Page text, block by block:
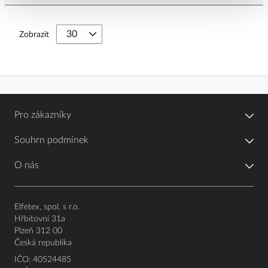
Zobrazit
Pro zákazníky
Souhrn podmínek
O nás
Elfetex, spol. s r.o.
Hřbitovní 31a
Plzeň 312 00
Česká republika
IČO: 40524485